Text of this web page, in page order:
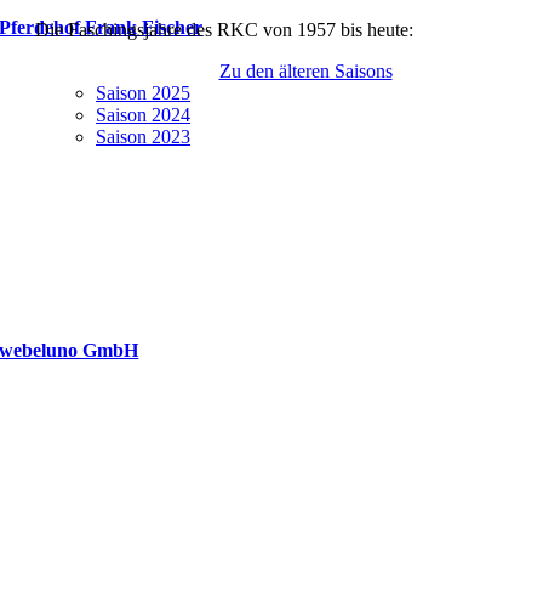
Die Faschingsjahre des RKC von 1957 bis heute:
Zu den älteren Saisons
Saison 2025
Saison 2024
Saison 2023
Pferdehof Frank Fischer
webeluno GmbH